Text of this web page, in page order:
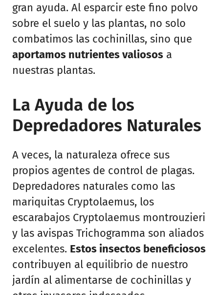
gran ayuda. Al esparcir este fino polvo
sobre el suelo y las plantas, no solo
combatimos las cochinillas, sino que
aportamos nutrientes valiosos a
nuestras plantas.
La Ayuda de los
Depredadores Naturales
A veces, la naturaleza ofrece sus
propios agentes de control de plagas.
Depredadores naturales como las
mariquitas Cryptolaemus, los
escarabajos Cryptolaemus montrouzieri
y las avispas Trichogramma son aliados
excelentes. Estos insectos beneficiosos
contribuyen al equilibrio de nuestro
jardín al alimentarse de cochinillas y